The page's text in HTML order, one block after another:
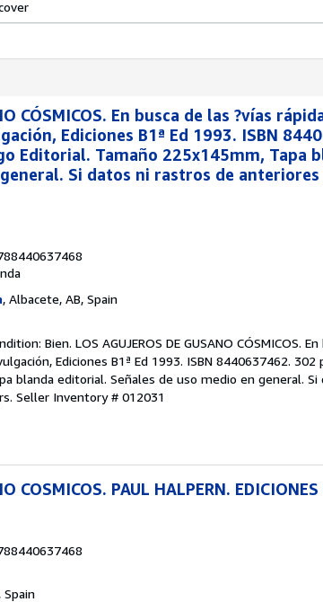
CÓSMICOS. En busca de las ?vías
Ediciones B1ª Ed 1993. ISBN
Editorial. Tamaño 225x145mm, Tapa
Si datos ni rastros de anteriores
, Albacete, AB, Spain
Bien. LOS AGUJEROS DE GUSANO CÓSMICOS.
Ediciones B1ª Ed 1993. ISBN 8440637462.
blanda editorial. Señales de uso medio en general.
Seller Inventory # 012031
COSMICOS. PAUL HALPERN. EDICIONES
Spain